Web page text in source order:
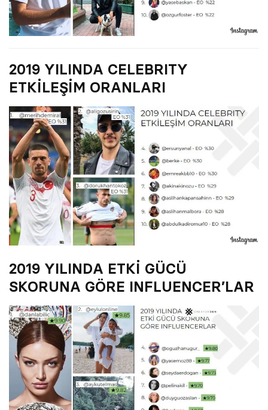
2019 YILINDA CELEBRITY
ETKİLEŞİM ORANLARI
2019 YILINDA ETKİ GÜCÜ
SKORUNA GÖRE INFLUENCER’LAR